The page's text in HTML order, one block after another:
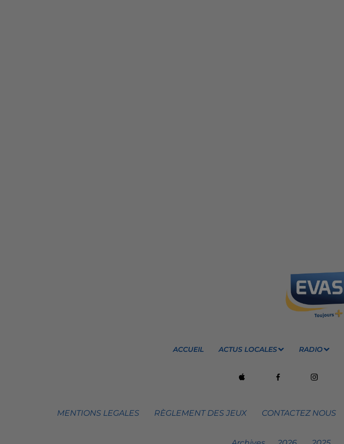
ACCUEIL ACTUS LOCALES RADIO
MENTIONS LEGALES RÈGLEMENT DES JEUX CONTACTEZ NOUS